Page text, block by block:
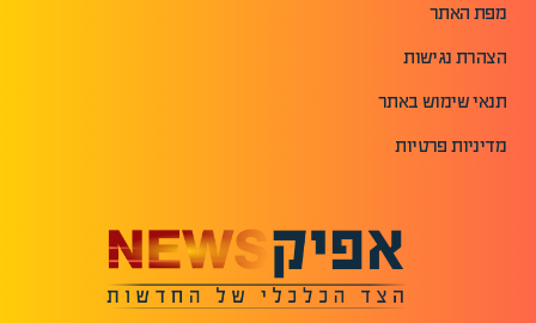
מפת האתר
הצהרת נגישות
תנאי שימוש באתר
מדיניות פרטיות